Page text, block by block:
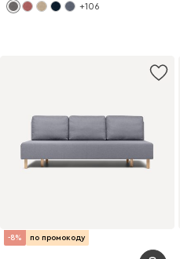
+106
-8% по промокоду